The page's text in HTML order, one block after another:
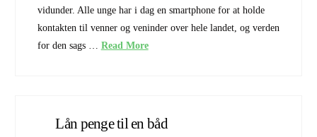
vidunder. Alle unge har i dag en smartphone for at holde
kontakten til venner og veninder over hele landet, og verden
for den sags … Read More
Lån penge til en båd